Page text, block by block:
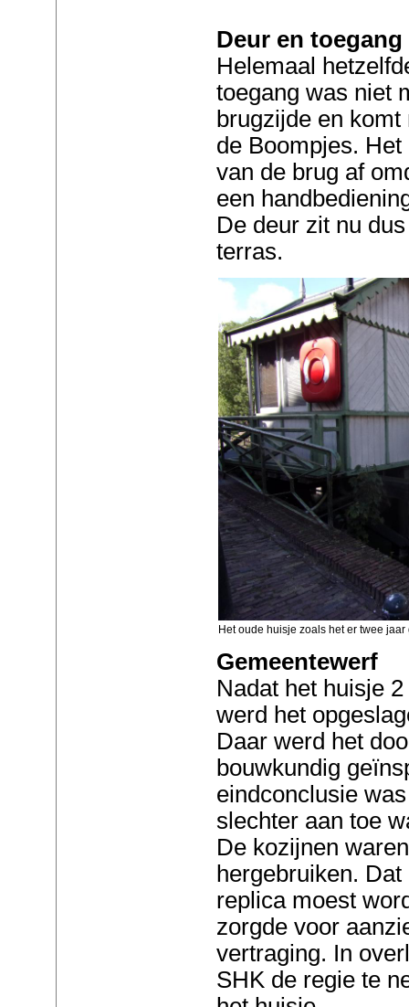
Deur en
Helemaal
toegang was niet
brugzijde en
de Boompjes.
van de brug af
een
De deur zit nu
terras.
Het oude huisje zoals het er twee
Gemeentewerf
Nadat het huisje
werd het
Daar werd het
bouwkundig
eindconclusie
slechter aan toe
De kozijnen
hergebruiken.
replica moest
zorgde voor
vertraging. In
SHK de regie te